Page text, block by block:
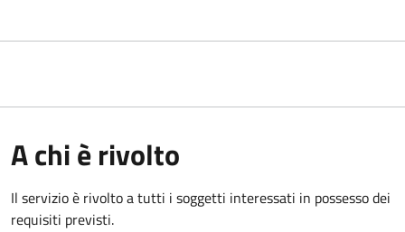
A chi è rivolto
Il servizio è rivolto a tutti i soggetti interessati in possesso dei
requisiti previsti.